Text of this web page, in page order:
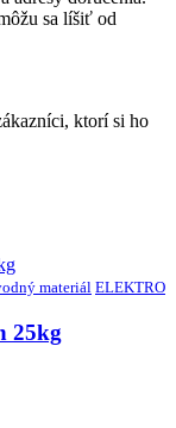
sa líšiť od
ktorí si ho
materiál ELEKTRO
25kg